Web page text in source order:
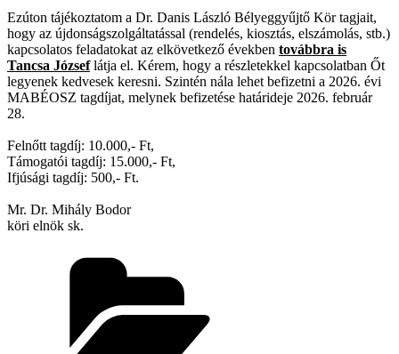
Ezúton tájékoztatom a Dr. Danis László Bélyeggyűjtő Kör tagjait,
hogy az újdonságszolgáltatással (rendelés, kiosztás, elszámolás, stb.)
kapcsolatos feladatokat az elkövetkező években továbbra is
Tancsa Józseflátja el. Kérem, hogy a részletekkel kapcsolatban Őt
legyenek kedvesek keresni. Szintén nála lehet befizetni a 2026. évi
MABÉOSZ tagdíjat, melynek befizetése határideje 2026. február
28.
Felnőtt tagdíj: 10.000,- Ft,
Támogatói tagdíj: 15.000,- Ft,
Ifjúsági tagdíj: 500,- Ft.
Mr. Dr. Mihály Bodor
köri elnök sk.